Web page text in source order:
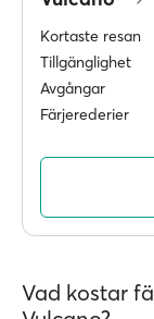
Kortaste resan
Tillgänglighet
Avgångar
Färjerederier
Vad kostar